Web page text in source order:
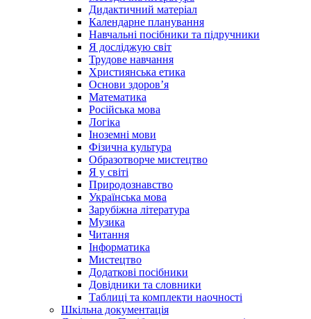
Дидактичний матеріал
Календарне планування
Навчальні посібники та підручники
Я досліджую світ
Трудове навчання
Християнська етика
Основи здоров’я
Математика
Російська мова
Логіка
Іноземні мови
Фізична культура
Образотворче мистецтво
Я у світі
Природознавство
Українська мова
Зарубіжна література
Музика
Читання
Інформатика
Мистецтво
Додаткові посібники
Довідники та словники
Таблиці та комплекти наочності
Шкільна документація